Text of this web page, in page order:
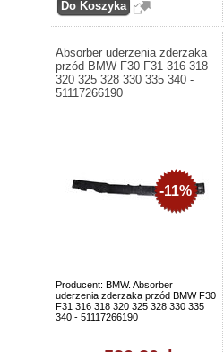
Absorber uderzenia zderzaka
przód BMW F30 F31 316 318
320 325 328 330 335 340 -
51117266190
Producent: BMW. Absorber
uderzenia zderzaka przód BMW F30
F31 316 318 320 325 328 330 335
340 - 51117266190
-11%